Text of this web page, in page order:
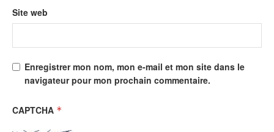
Site web
Enregistrer mon nom, mon e-mail et mon site dans le
navigateur pour mon prochain commentaire.
CAPTCHA *